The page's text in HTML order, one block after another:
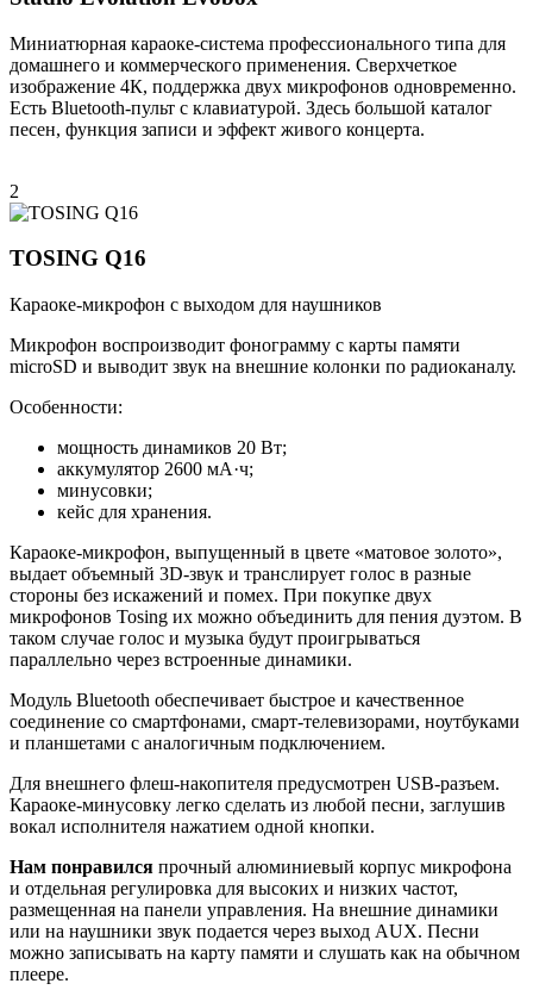
Миниатюрная караоке-система профессионального типа для
домашнего и коммерческого применения. Сверхчеткое
изображение 4К, поддержка двух микрофонов одновременно.
Есть Bluetooth-пульт с клавиатурой. Здесь большой каталог
песен, функция записи и эффект живого концерта.
2
TOSING Q16
Караоке-микрофон с выходом для наушников
Микрофон воспроизводит фонограмму с карты памяти
microSD и выводит звук на внешние колонки по радиоканалу.
Особенности:
мощность динамиков 20 Вт;
аккумулятор 2600 мА·ч;
минусовки;
кейс для хранения.
Караоке-микрофон, выпущенный в цвете «матовое золото»,
выдает объемный 3D-звук и транслирует голос в разные
стороны без искажений и помех. При покупке двух
микрофонов Tosing их можно объединить для пения дуэтом. В
таком случае голос и музыка будут проигрываться
параллельно через встроенные динамики.
Модуль Bluetooth обеспечивает быстрое и качественное
соединение со смартфонами, смарт-телевизорами, ноутбуками
и планшетами с аналогичным подключением.
Для внешнего флеш-накопителя предусмотрен USB-разъем.
Караоке-минусовку легко сделать из любой песни, заглушив
вокал исполнителя нажатием одной кнопки.
Нам понравился прочный алюминиевый корпус микрофона
и отдельная регулировка для высоких и низких частот,
размещенная на панели управления. На внешние динамики
или на наушники звук подается через выход AUX. Песни
можно записывать на карту памяти и слушать как на обычном
плеере.